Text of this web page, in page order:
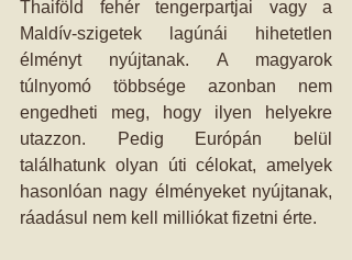
Thaiföld fehér tengerpartjai vagy a
Maldív-szigetek lagúnái hihetetlen
élményt nyújtanak. A magyarok
túlnyomó többsége azonban nem
engedheti meg, hogy ilyen helyekre
utazzon. Pedig Európán belül
találhatunk olyan úti célokat, amelyek
hasonlóan nagy élményeket nyújtanak,
ráadásul nem kell milliókat fizetni érte.